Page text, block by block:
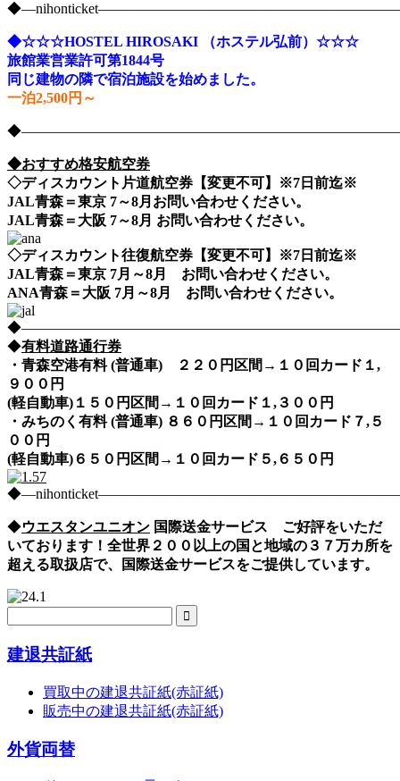
◆☆☆☆HOSTEL HIROSAKI （ホステル弘前）☆☆☆
旅館業営業許可第1844号
同じ建物の隣で宿泊施設を始めました。
一泊2,500円～
◆おすすめ格安航空券
◇ディスカウント片道航空券【変更不可】※7日前迄※
JAL青森＝東京 7～8月お問い合わせください。
JAL青森＝大阪 7～8月 お問い合わせください。
◇ディスカウント往復航空券【変更不可】※7日前迄※
JAL青森＝東京 7月～8月 お問い合わせください。
ANA青森＝大阪 7月～8月 お問い合わせください。
◆有料道路通行券
・青森空港有料 (普通車) ２２０円区間→１０回カード１,
９００円
(軽自動車)１５０円区間→１０回カード１,３００円
・みちのく有料 (普通車) ８６０円区間→１０回カード７,５
００円
(軽自動車)６５０円区間→１０回カード５,６５０円
◆ウエスタンユニオン 国際送金サービス ご好評をいただ
いております！全世界２００以上の国と地域の３７万カ所を
超える取扱店で、国際送金サービスをご提供しています。
建退共証紙
買取中の建退共証紙(赤証紙)
販売中の建退共証紙(赤証紙)
外貨両替